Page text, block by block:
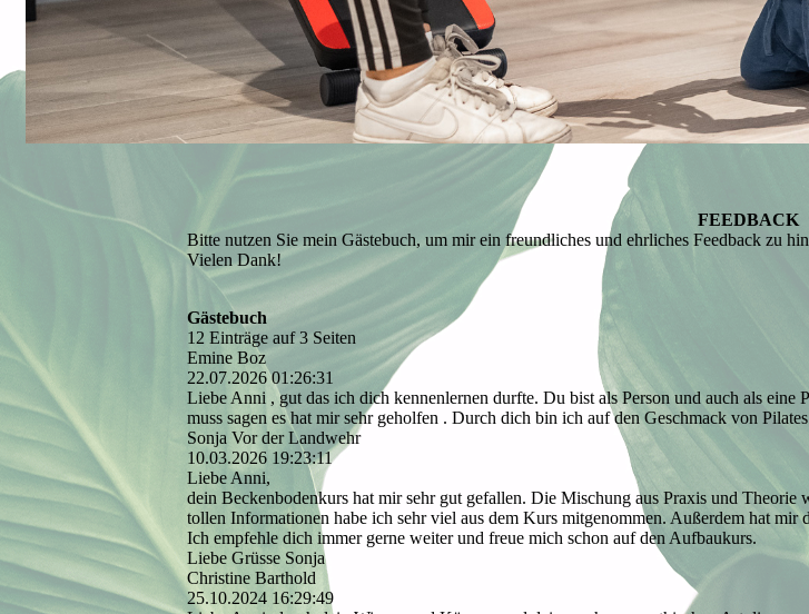
FEEDBACK
Bitte nutzen Sie mein Gästebuch, um mir ein freundliches und ehrliches Feedback zu
Vielen Dank!
Gästebuch
12 Einträge auf 3 Seiten
Emine Boz
22.07.2026 01:26:31
Liebe Anni , gut das ich dich kennenlernen durfte. Du bist als Person und auch als
muss sagen es hat mir sehr geholfen . Durch dich bin ich auf den Geschmack von
Sonja Vor der Landwehr
10.03.2026 19:23:11
Liebe Anni,
dein Beckenbodenkurs hat mir sehr gut gefallen. Die Mischung aus Praxis und Theorie
tollen Informationen habe ich sehr viel aus dem Kurs mitgenommen. Außerdem hat
Ich empfehle dich immer gerne weiter und freue mich schon auf den Aufbaukurs.
Liebe Grüsse Sonja
Christine Barthold
25.10.2024 16:29:49